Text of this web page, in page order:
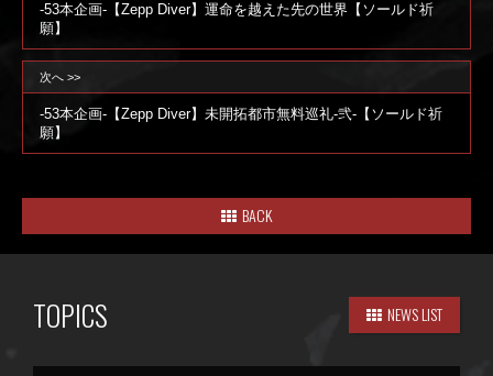
-53本企画-【Zepp Diver】運命を越えた先の世界【ソールド祈
願】
次へ >>
-53本企画-【Zepp Diver】未開拓都市無料巡礼-弐-【ソールド祈
願】
BACK
TOPICS NEWS LIST